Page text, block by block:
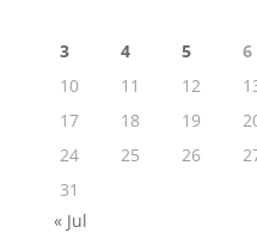
3
4 5 6
10
11 12
17
18 19
24
25 26
31
« Jul